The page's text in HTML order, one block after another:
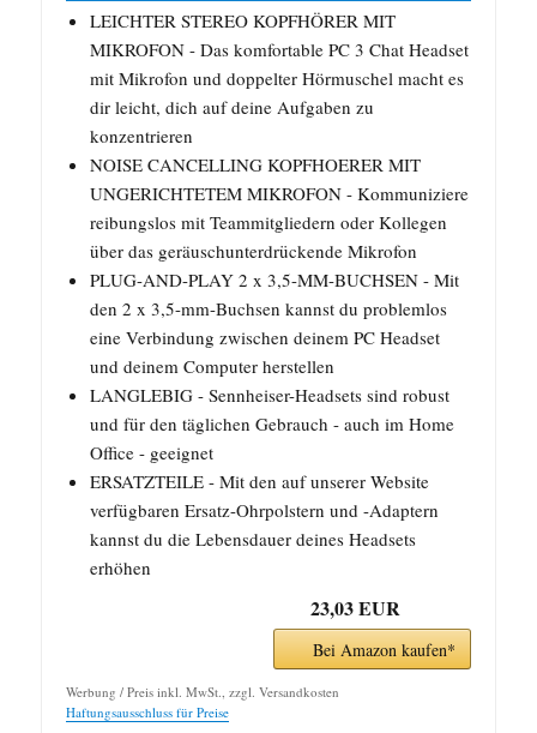
LEICHTER STEREO KOPFHÖRER MIT
MIKROFON - Das komfortable PC 3 Chat Headset
mit Mikrofon und doppelter Hörmuschel macht es
dir leicht, dich auf deine Aufgaben zu
konzentrieren
NOISE CANCELLING KOPFHOERER MIT
UNGERICHTETEM MIKROFON - Kommuniziere
reibungslos mit Teammitgliedern oder Kollegen
über das geräuschunterdrückende Mikrofon
PLUG-AND-PLAY 2 x 3,5-MM-BUCHSEN - Mit
den 2 x 3,5-mm-Buchsen kannst du problemlos
eine Verbindung zwischen deinem PC Headset
und deinem Computer herstellen
LANGLEBIG - Sennheiser-Headsets sind robust
und für den täglichen Gebrauch - auch im Home
Office - geeignet
ERSATZTEILE - Mit den auf unserer Website
verfügbaren Ersatz-Ohrpolstern und -Adaptern
kannst du die Lebensdauer deines Headsets
erhöhen
23,03 EUR
Bei Amazon kaufen*
Werbung / Preis inkl. MwSt., zzgl. Versandkosten
Haftungsausschluss für Preise